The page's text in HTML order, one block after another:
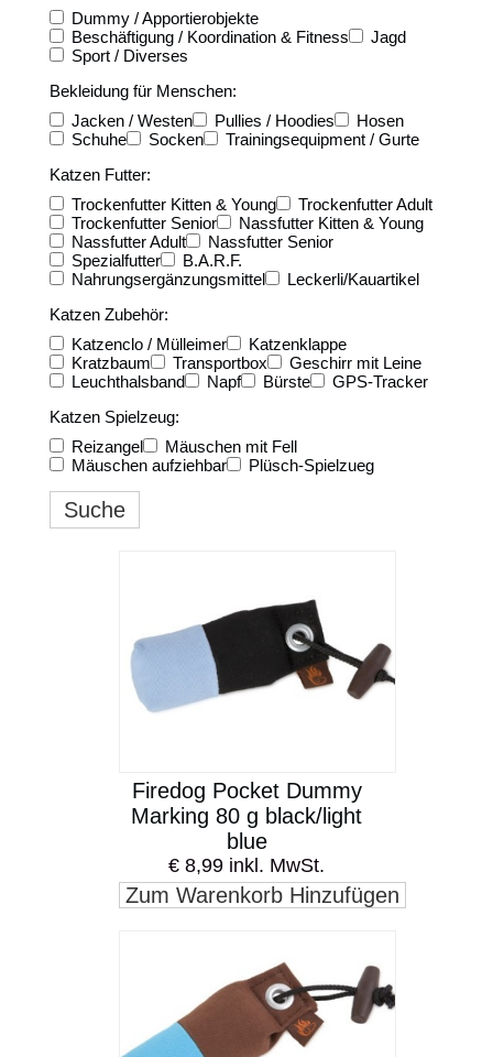
Dummy / Apportierobjekte
Beschäftigung / Koordination & Fitness
Jagd
Sport / Diverses
Bekleidung für Menschen:
Jacken / Westen
Pullies / Hoodies
Hosen
Schuhe
Socken
Trainingsequipment / Gurte
Katzen Futter:
Trockenfutter Kitten & Young
Trockenfutter Adult
Trockenfutter Senior
Nassfutter Kitten & Young
Nassfutter Adult
Nassfutter Senior
Spezialfutter
B.A.R.F.
Nahrungsergänzungsmittel
Leckerli/Kauartikel
Katzen Zubehör:
Katzenclo / Mülleimer
Katzenklappe
Kratzbaum
Transportbox
Geschirr mit Leine
Leuchthalsband
Napf Bürste
GPS-Tracker
Katzen Spielzeug:
Reizangel
Mäuschen mit Fell
Mäuschen aufziehbar
Plüsch-Spielzueg
Suche
Firedog Pocket Dummy
Marking 80 g black/light
blue
€ 8,99 inkl. MwSt.
Zum Warenkorb Hinzufügen